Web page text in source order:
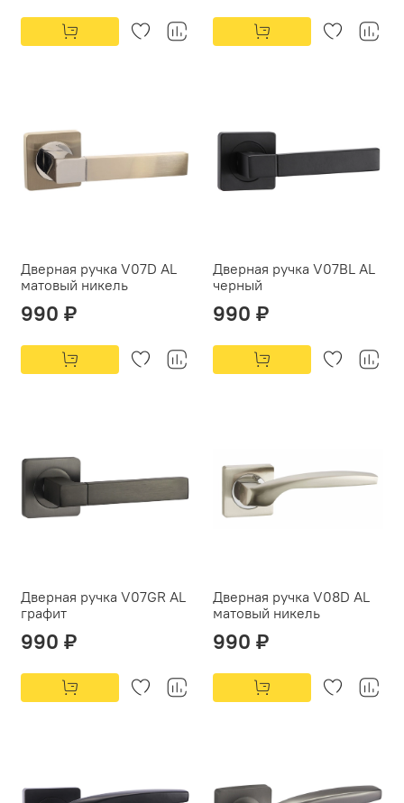
Дверная ручка V07D AL
матовый никель
990 ₽
Дверная ручка V07BL AL
черный
990 ₽
Дверная ручка V07GR AL
графит
990 ₽
Дверная ручка V08D AL
матовый никель
990 ₽